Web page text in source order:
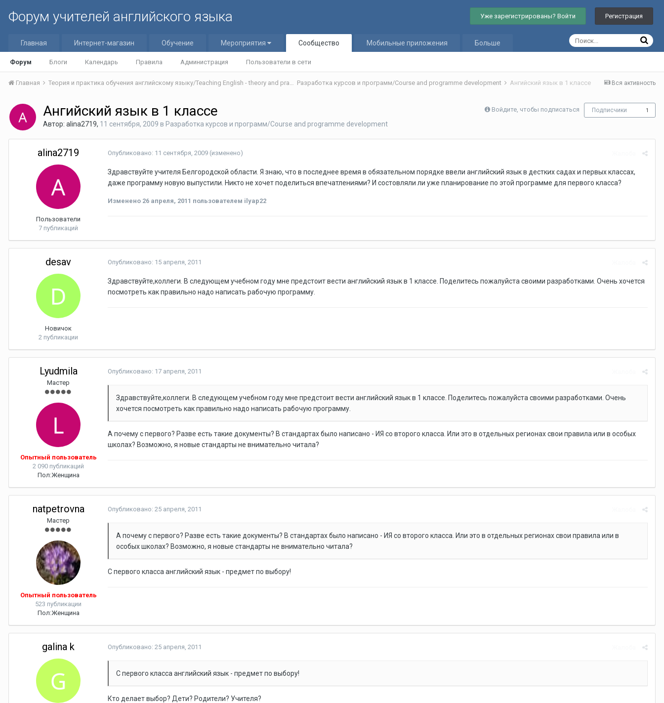
Форум учителей английского языка Уже зарегистрированы? Войти Регистрация
Главная Интернет-магазин Обучение Мероприятия Сообщество
Форум Блоги Календарь Правила Администрация Пользователи в сети
Мобильные приложения Больше
Вся активность
Главная Теория и практика обучения английскому языку/Teaching English - theory and practice Разработка курсов и программ/Course and programme development Ангийский язык в 1 классе
Войдите, чтобы подписаться Подписчики 1
Ангийский язык в 1 классе
Автор: alina2719, 11 сентября, 2009 в Разработка курсов и программ/Course and programme development
alina2719
Пользователи
7 публикаций
Опубликовано: 11 сентября, 2009 (изменено)
Здравствуйте учителя Белгородской области. Я знаю, что в последнее время в обязательном порядке ввели английский язык в дестких садах и первых классах,
даже программу новую выпустили. Никто не хочет поделиться впечатлениями? И состовляли ли уже планирование по этой программе для первого класса?
Изменено 26 апреля, 2011 пользователем ilyap22
desav
Новичок
2 публикации
Опубликовано: 15 апреля, 2011
Здравствуйте,коллеги. В следующем учебном году мне предстоит вести английский язык в 1 классе. Поделитесь пожалуйста своими разработками. Очень хочется
посмотреть как правильно надо написать рабочую программу.
Lyudmila
Мастер
Опытный пользователь
2 090 публикаций
Пол:Женщина
Опубликовано: 17 апреля, 2011
Здравствуйте,коллеги. В следующем учебном году мне предстоит вести английский язык в 1 классе. Поделитесь пожалуйста своими разработками. Очень
хочется посмотреть как правильно надо написать рабочую программу.
А почему с первого? Разве есть такие документы? В стандартах было написано - ИЯ со второго класса. Или это в отдельных регионах свои правила или в особых
школах? Возможно, я новые стандарты не внимательно читала?
natpetrovna
Мастер
Опытный пользователь
523 публикации
Пол:Женщина
Опубликовано: 25 апреля, 2011
А почему с первого? Разве есть такие документы? В стандартах было написано - ИЯ со второго класса. Или это в отдельных регионах свои правила или в
особых школах? Возможно, я новые стандарты не внимательно читала?
С первого класса английский язык - предмет по выбору!
galina k Опубликовано: 25 апреля, 2011
С первого класса английский язык - предмет по выбору!
Кто делает выбор? Дети? Родители? Учителя?